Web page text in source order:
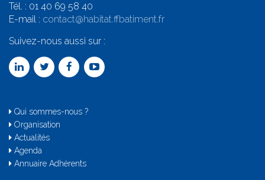
Tél. : 01 40 69 58 40
E-mail : contact@habitat.ffbatiment.fr
Suivez-nous aussi sur :
Qui sommes-nous ?
Organisation
Actualités
Agenda
Annuaire Adhérents